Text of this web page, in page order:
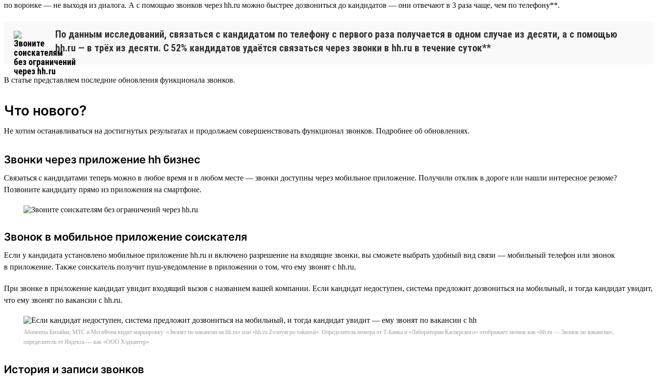
по воронке — не выходя из диалога. А с помощью звонков через hh.ru можно быстрее дозвониться до кандидатов — они отвечают в 3 раза чаще, чем по телефону**.
По данным исследований, связаться с кандидатом по телефону с первого раза получается в одном случае из десяти, а с помощью
hh.ru — в трёх из десяти. С 52% кандидатов удаётся связаться через звонки в hh.ru в течение суток**
В статье представляем последние обновления функционала звонков.
Что нового?
Не хотим останавливаться на достигнутых результатах и продолжаем совершенствовать функционал звонков. Подробнее об обновлениях.
Звонки через приложение hh бизнес
Связаться с кандидатами теперь можно в любое время и в любом месте — звонки доступны через мобильное приложение. Получили отклик в дороге или нашли интересное резюме?
Позвоните кандидату прямо из приложения на смартфоне.
Звонок в мобильное приложение соискателя
Если у кандидата установлено мобильное приложение hh.ru и включено разрешение на входящие звонки, вы сможете выбрать удобный вид связи — мобильный телефон или звонок
в приложение. Также соискатель получит пуш-уведомление в приложении о том, что ему звонят с hh.ru.
При звонке в приложение кандидат увидит входящий вызов с названием вашей компании. Если кандидат недоступен, система предложит дозвониться на мобильный, и тогда кандидат увидит,
что ему звонят по вакансии с hh.ru.
Абоненты Билайна, МТС и МегаФона видят маркировку: «Звонят по вакансии на hh.ru» или «hh.ru Zvonyat po vakansii». Определитель номера от Т-Банка и «Лаборатории Касперского» отображает звонок как «hh.ru — Звонок по вакансии»,
определитель от Яндекса — как «ООО Хэдхантер»
История и записи звонков